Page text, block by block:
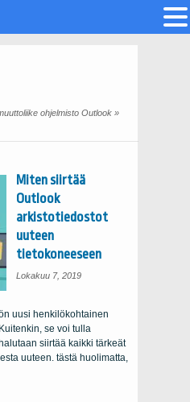
ohjelmisto Outlook »
Miten siirtää
Outlook
arkistotiedostot
uuteen
tietokoneeseen
Lokakuu 7, 2019
uusi henkilökohtainen
se voi tulla
siirtää kaikki tärkeät
uuteen. tästä huolimatta,